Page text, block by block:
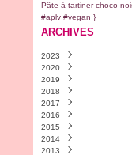
Pâte à tartiner choco-
#aplv #vegan }
ARCHIVES
2023
Novembre
2020
Avril
Février
Janvier
2019
Décembre
Novembre
Septembre
Août
Juillet
Mai(1)
2018
Décembre
Septembre
Juillet
Juin
Mars
2017
Décembre
Novembre
Octobre
Septembre
2016
Décembre
Novembre
Octobre
2015
Décembre
Novembre
2014
Décembre
2013